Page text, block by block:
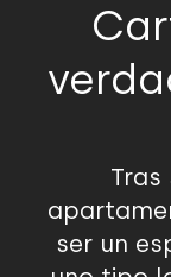
Tras
ser un